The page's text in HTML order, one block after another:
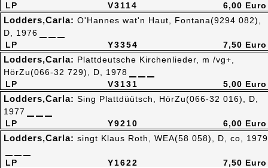
V3114
LP
6,00 Euro
Y3354
LP
Lodders,Carla: O'Hannes wat'n Haut, Fontana(9294 082),
D, 1976
7,50 Euro
V3131
LP
Lodders,Carla: Plattdeutsche Kirchenlieder, m /vg+,
HörZu(066-32 729), D, 1978
5,00 Euro
Y9210
LP
Lodders,Carla: Sing Plattdüütsch, HörZu(066-32 016), D,
1977
6,00 Euro
Y1622
LP
Lodders,Carla: singt Klaus Roth, WEA(58 058), D, co, 1979
7,50 Euro